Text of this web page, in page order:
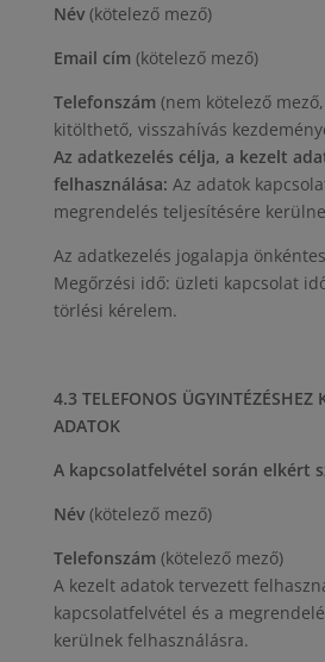
Név(kötelező mező)
Email cím (kötelező mező)
Telefonszám (nem kötelező
kitölthető, visszahívás
Az adatkezelés célja, a kezelt
felhasználása: Az adatok
megrendelés teljesítésére
Az adatkezelés jogalapja
Megőrzési idő: üzleti kapcsolat
törlési kérelem.
4.3 TELEFONOS ÜGYINTÉZÉSHEZ
ADATOK
A kapcsolatfelvétel során elkért
Név(kötelező mező)
Telefonszám (kötelező mező)
A kezelt adatok tervezett
kapcsolatfelvétel és a
kerülnek felhasználásra.